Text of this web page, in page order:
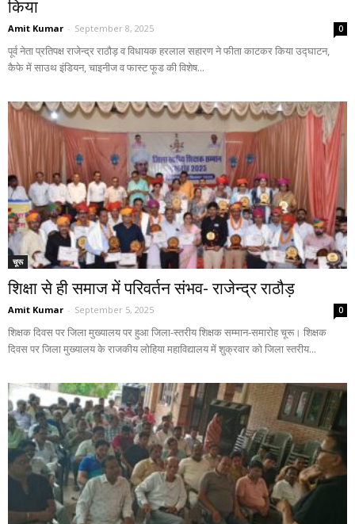
किया
Amit Kumar - September 8, 2025 0
पूर्व नेता प्रतिपक्ष राजेन्द्र राठौड़ व विधायक हरलाल सहारण ने फीता काटकर किया उद्घाटन,
कैफे में साउथ इंडियन, चाइनीज व फास्ट फूड की विशेष...
चूरू
शिक्षा से ही समाज में परिवर्तन संभव- राजेन्द्र राठौड़
Amit Kumar - September 5, 2025 0
शिक्षक दिवस पर जिला मुख्यालय पर हुआ जिला-स्तरीय शिक्षक सम्मान-समारोह चूरू। शिक्षक
दिवस पर जिला मुख्यालय के राजकीय लोहिया महाविद्यालय में शुक्रवार को जिला स्तरीय...